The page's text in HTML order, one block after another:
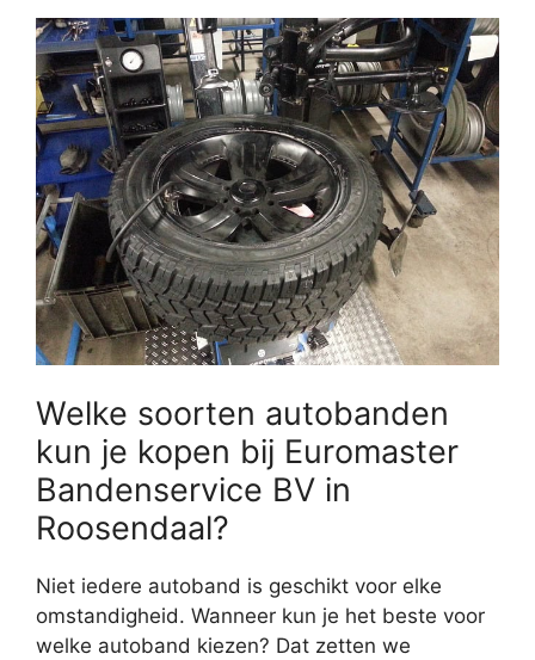
Welke soorten autobanden
kun je kopen bij Euromaster
Bandenservice BV in
Roosendaal?
Niet iedere autoband is geschikt voor elke
omstandigheid. Wanneer kun je het beste voor
welke autoband kiezen? Dat zetten we